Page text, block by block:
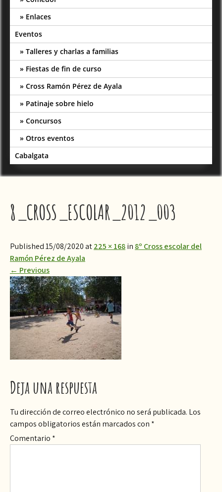
Enlaces
Eventos
Talleres y charlas a familias
Fiestas de fin de curso
Cross Ramón Pérez de Ayala
Patinaje sobre hielo
Concursos
Otros eventos
Cabalgata
8_CROSS_ESCOLAR_2012_003
Published 15/08/2020 at225 × 168in 8º Cross escolar del
Ramón Pérez de Ayala
← Previous
Deja una respuesta
Tu dirección de correo electrónico no será publicada. Los
campos obligatorios están marcados con *
Comentario *